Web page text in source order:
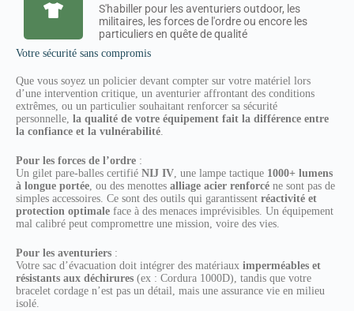
S'habiller pour les aventuriers outdoor, les
militaires, les forces de l'ordre ou encore les
particuliers en quête de qualité
Votre sécurité sans compromis
Que vous soyez un policier devant compter sur votre matériel lors
d’une intervention critique, un aventurier affrontant des conditions
extrêmes, ou un particulier souhaitant renforcer sa sécurité
personnelle, la qualité de votre équipement fait la différence entre
la confiance et la vulnérabilité.
Pour les forces de l’ordre :
Un gilet pare-balles certifié NIJ IV, une lampe tactique 1000+ lumens
à longue portée, ou des menottes alliage acier renforcé ne sont pas de
simples accessoires. Ce sont des outils qui garantissent réactivité et
protection optimale face à des menaces imprévisibles. Un équipement
mal calibré peut compromettre une mission, voire des vies.
Pour les aventuriers :
Votre sac d’évacuation doit intégrer des matériaux imperméables et
résistants aux déchirures (ex : Cordura 1000D), tandis que votre
bracelet cordage n’est pas un détail, mais une assurance vie en milieu
isolé.